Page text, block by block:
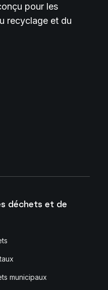
pour les
recyclage et du
déchets et de
municipaux